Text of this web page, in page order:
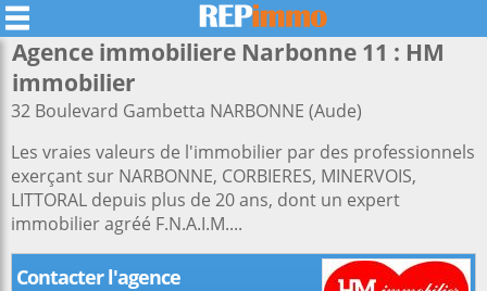
Agence immobiliere Narbonne 11 : HM
immobilier
32 Boulevard Gambetta NARBONNE (Aude)
Les vraies valeurs de l'immobilier par des professionnels
exerçant sur NARBONNE, CORBIERES, MINERVOIS,
LITTORAL depuis plus de 20 ans, dont un expert
immobilier agréé F.N.A.I.M....
Contacter l'agence